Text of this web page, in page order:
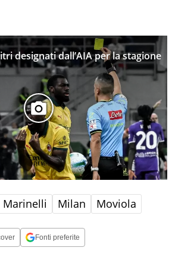
designati dall’AIA per la stagione
Marinelli Milan Moviola
Fonti preferite